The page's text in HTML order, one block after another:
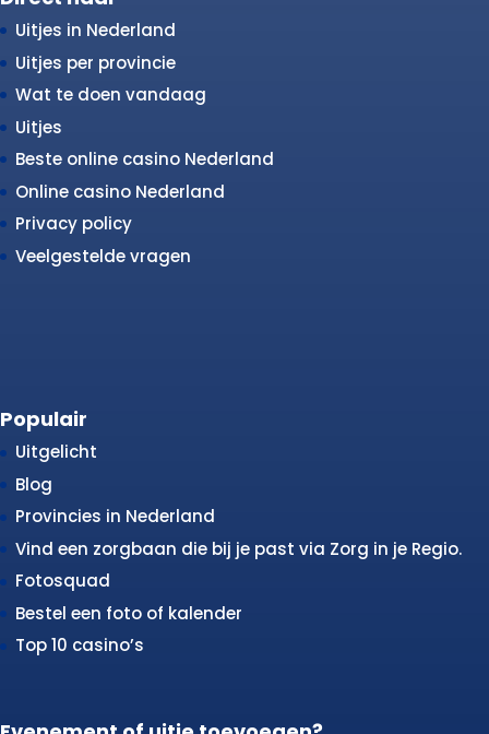
Uitjes in Nederland
Uitjes per provincie
Wat te doen vandaag
Uitjes
Beste online casino Nederland
Online casino Nederland
Privacy policy
Veelgestelde vragen
Populair
Uitgelicht
Blog
Provincies in Nederland
Vind een zorgbaan die bij je past via Zorg in je Regio.
Fotosquad
Bestel een foto of kalender
Top 10 casino’s